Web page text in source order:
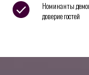
Номинанты
доверие гостей